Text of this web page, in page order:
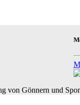
von Gönnern und